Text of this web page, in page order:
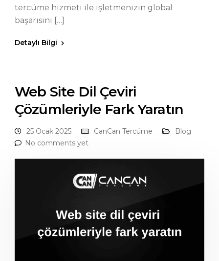
tercüme hizmeti ile işletmenizin global
başarısını […]
Detaylı Bilgi
Web Site Dil Çeviri
Çözümleriyle Fark Yaratın
25 Ocak 2025 CanCan Tercüme
Blog
No comments yet